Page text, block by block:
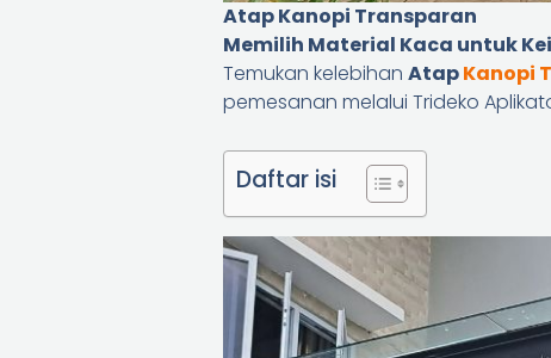
Atap Kanopi Transparan
Memilih Material Kaca untuk
Temukan kelebihan AtapKanopi
pemesanan melalui Trideko
Daftar isi